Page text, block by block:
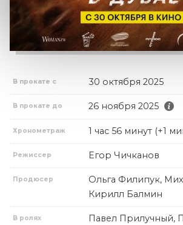
В прокате с 30 октября 2025
В прокате до 26 ноября 2025
Хронометраж 1 час 56 минут (+1
Режиссер Егор Чичканов
Продюсер
Ольга Филипук,
Кирилл Балмин
В ролях
Павел Прилучный,